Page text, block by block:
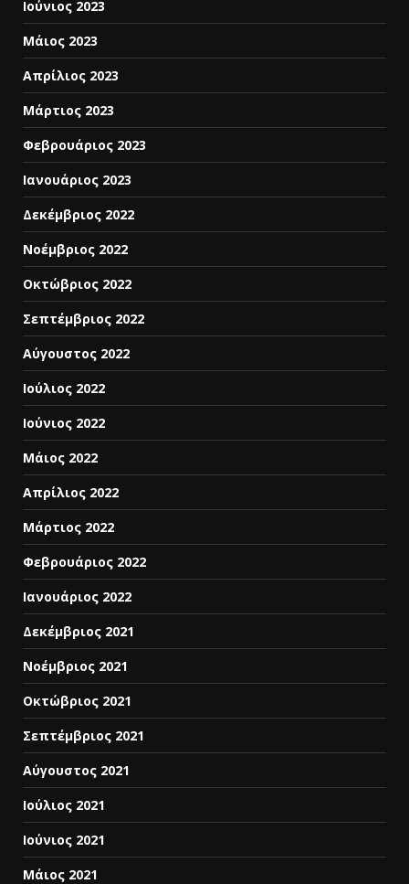
Ιούνιος 2023
Μάιος 2023
Απρίλιος 2023
Μάρτιος 2023
Φεβρουάριος 2023
Ιανουάριος 2023
Δεκέμβριος 2022
Νοέμβριος 2022
Οκτώβριος 2022
Σεπτέμβριος 2022
Αύγουστος 2022
Ιούλιος 2022
Ιούνιος 2022
Μάιος 2022
Απρίλιος 2022
Μάρτιος 2022
Φεβρουάριος 2022
Ιανουάριος 2022
Δεκέμβριος 2021
Νοέμβριος 2021
Οκτώβριος 2021
Σεπτέμβριος 2021
Αύγουστος 2021
Ιούλιος 2021
Ιούνιος 2021
Μάιος 2021